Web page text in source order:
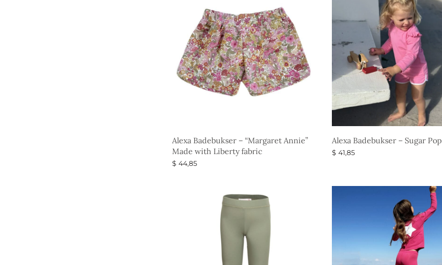
Alexa Badebukser – “Margaret Annie”
Made with Liberty fabric
$ 44,85
Alexa Badebukser – Sugar Pop
$ 41,85